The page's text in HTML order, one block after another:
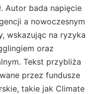
Autor bada napięcie
a nowoczesnym
wskazując na ryzyka
oraz
Tekst przybliża
przez fundusze
takie jak Climate